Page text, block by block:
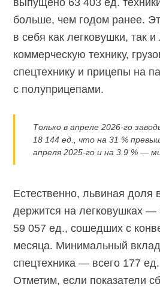
больше, чем годом ранее.
в себя как легковушки, так и
коммерческую технику,
спецтехнику и прицепы на
с полуприцепами.
Только в апреле2026-го
18 144 ед., что на 31 %
апреля2025-го и на 3.9 % —
Естественно, львиная доля
держится на легковушках —
59 057 ед., сошедших с
месяца. Минимальный
спецтехника — всего 177
Отметим, если показатели